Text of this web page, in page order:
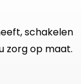
schakelen
zorg op maat.